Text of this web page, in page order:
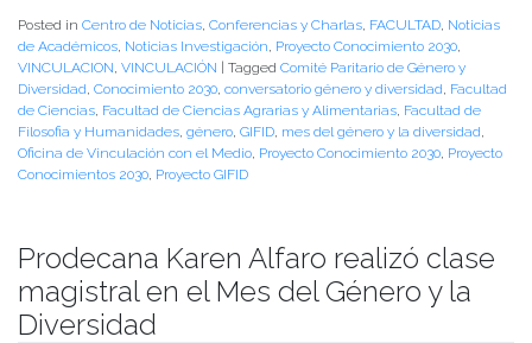
Posted in Centro de Noticias Conferencias y Charlas FACULTAD Noticias
de Académicos Noticias Investigación Proyecto Conocimiento 2030
VINCULACION VINCULACIÓN | Tagged Comité Paritario de Género y
Diversidad Conocimiento 2030 conversatorio género y diversidad Facultad
de Ciencias Facultad de Ciencias Agrarias y Alimentarias Facultad de
Filosofia y Humanidades género GIFID mes del género y la diversidad
Oficina de Vinculación con el Medio Proyecto Conocimiento 2030 Proyecto
Conocimientos 2030 Proyecto GIFID
Prodecana Karen Alfaro realizó clase
magistral en el Mes del Género y la
Diversidad